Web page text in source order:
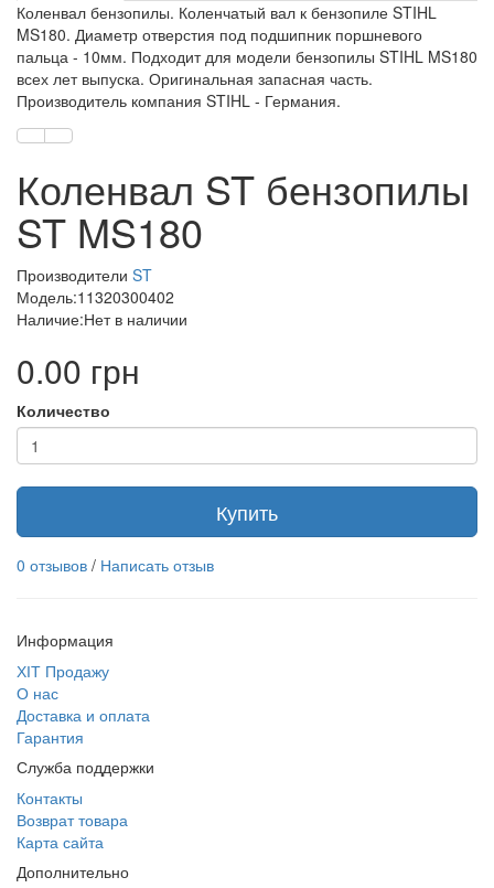
Коленвал бензопилы. Коленчатый вал к бензопиле STIHL
MS180. Диаметр отверстия под подшипник поршневого
пальца - 10мм. Подходит для модели бензопилы STIHL MS180
всех лет выпуска. Оригинальная запасная часть.
Производитель компания STIHL - Германия.
Коленвал ST бензопилы
ST MS180
Производители ST
Модель:11320300402
Наличие:Нет в наличии
0.00 грн
Количество
Купить
0 отзывов / Написать отзыв
Информация
ХІТ Продажу
О нас
Доставка и оплата
Гарантия
Служба поддержки
Контакты
Возврат товара
Карта сайта
Дополнительно